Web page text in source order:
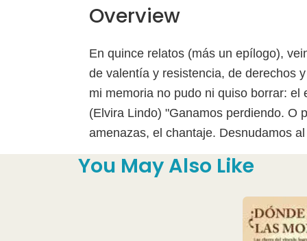
Overview
En quince relatos (más un epílogo),
de valentía y resistencia, de derechos
mi memoria no pudo ni quiso borrar:
(Elvira Lindo) "Ganamos perdiendo. O
amenazas, el chantaje. Desnudamos
You May Also Like